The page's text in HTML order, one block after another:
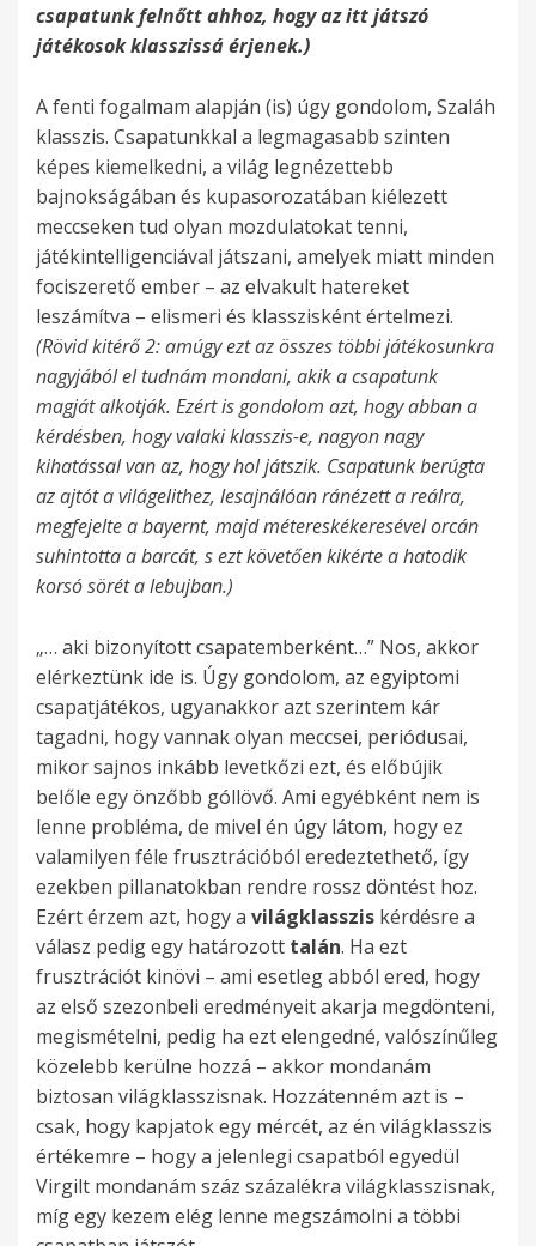
csapatunk felnőtt ahhoz, hogy az itt játszó
játékosok klasszissá érjenek.)
A fenti fogalmam alapján (is) úgy gondolom, Szaláh
klasszis. Csapatunkkal a legmagasabb szinten
képes kiemelkedni, a világ legnézettebb
bajnokságában és kupasorozatában kiélezett
meccseken tud olyan mozdulatokat tenni,
játékintelligenciával játszani, amelyek miatt minden
fociszerető ember – az elvakult hatereket
leszámítva – elismeri és klasszisként értelmezi.
(Rövid kitérő 2: amúgy ezt az összes többi játékosunkra
nagyjából el tudnám mondani, akik a csapatunk
magját alkotják. Ezért is gondolom azt, hogy abban a
kérdésben, hogy valaki klasszis-e, nagyon nagy
kihatással van az, hogy hol játszik. Csapatunk berúgta
az ajtót a világelithez, lesajnálóan ránézett a reálra,
megfejelte a bayernt, majd métereskékeresével orcán
suhintotta a barcát, s ezt követően kikérte a hatodik
korsó sörét a lebujban.)
„… aki bizonyított csapatemberként…” Nos, akkor
elérkeztünk ide is. Úgy gondolom, az egyiptomi
csapatjátékos, ugyanakkor azt szerintem kár
tagadni, hogy vannak olyan meccsei, periódusai,
mikor sajnos inkább levetkőzi ezt, és előbújik
belőle egy önzőbb góllövő. Ami egyébként nem is
lenne probléma, de mivel én úgy látom, hogy ez
valamilyen féle frusztrációból eredeztethető, így
ezekben pillanatokban rendre rossz döntést hoz.
Ezért érzem azt, hogy a világklasszis kérdésre a
válasz pedig egy határozott talán. Ha ezt
frusztrációt kinövi – ami esetleg abból ered, hogy
az első szezonbeli eredményeit akarja megdönteni,
megismételni, pedig ha ezt elengedné, valószínűleg
közelebb kerülne hozzá – akkor mondanám
biztosan világklasszisnak. Hozzátenném azt is –
csak, hogy kapjatok egy mércét, az én világklasszis
értékemre – hogy a jelenlegi csapatból egyedül
Virgilt mondanám száz százalékra világklasszisnak,
míg egy kezem elég lenne megszámolni a többi